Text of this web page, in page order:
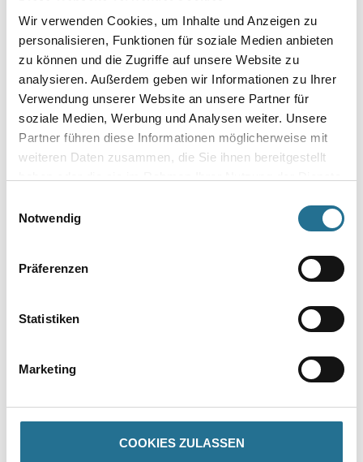
Wir verwenden Cookies, um Inhalte und Anzeigen zu
personalisieren, Funktionen für soziale Medien anbieten
zu können und die Zugriffe auf unsere Website zu
analysieren. Außerdem geben wir Informationen zu Ihrer
Verwendung unserer Website an unsere Partner für
soziale Medien, Werbung und Analysen weiter. Unsere
Partner führen diese Informationen möglicherweise mit
weiteren Daten zusammen, die Sie ihnen bereitgestellt
Notwendig
Präferenzen
Statistiken
Marketing
COOKIES ZULASSEN
Farbtonbezeichnung
Umrechnungsfaktoren
GEFAHRENHINWEISE